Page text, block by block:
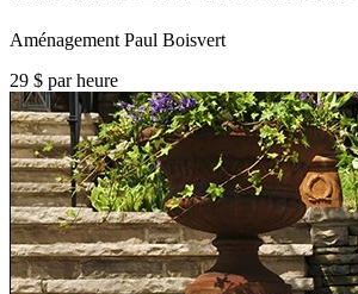
Aménagement Paul Boisvert
29 $ par heure